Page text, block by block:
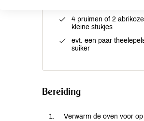
4 pruimen of 2
kleine stukjes
evt. een paar
suiker
Bereiding
Verwarm de oven voor op